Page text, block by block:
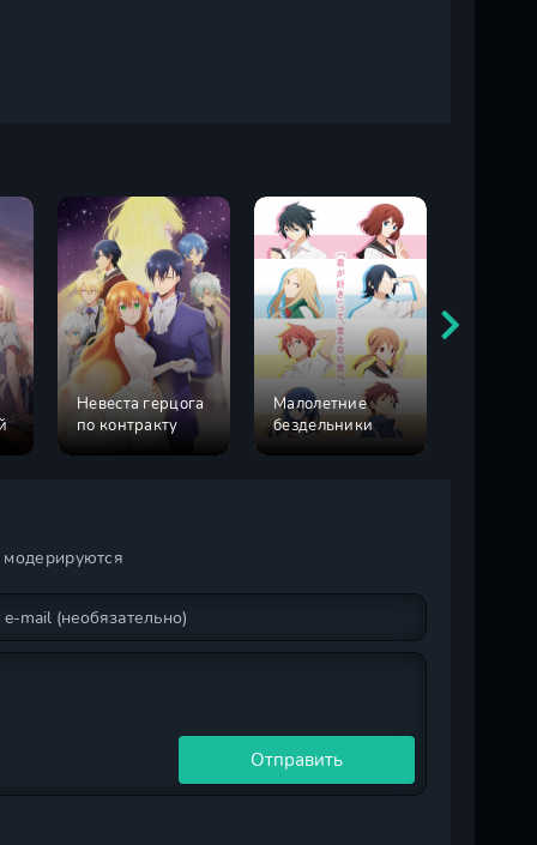
Невеста герцога
по контракту
Малолетние
бездельники
Отправить